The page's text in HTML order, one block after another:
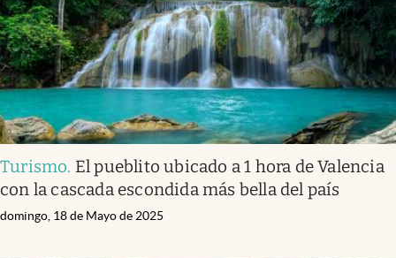
Turismo. El pueblito ubicado a 1 hora de Valencia
con la cascada escondida más bella del país
domingo, 18 de Mayo de 2025